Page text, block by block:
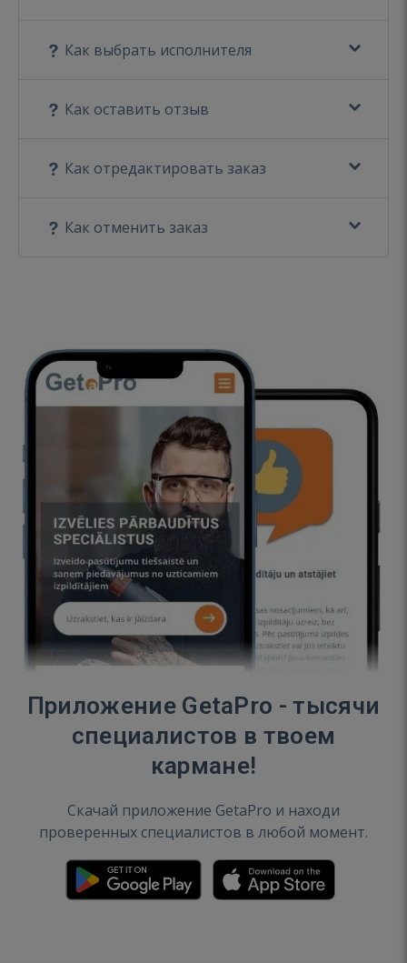
Как выбрать исполнителя
Как оставить отзыв
Как отредактировать заказ
Как отменить заказ
Приложение GetaPro - тысячи
специалистов в твоем
кармане!
Скачай приложение GetaPro и находи
проверенных специалистов в любой момент.